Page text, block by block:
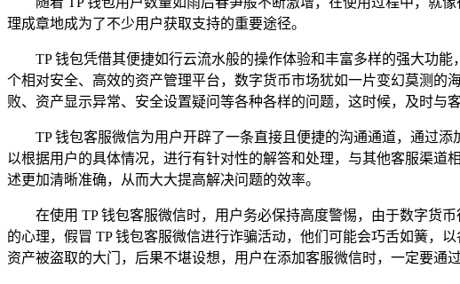
理成章地成为了不少用户获取支持的重要途径。
TP 钱包凭借其便捷如行云流水般的操作体验和丰富多样的强大功
个相对安全、高效的资产管理平台，数字货币市场犹如一片变幻莫测的
败、资产显示异常、安全设置疑问等各种各样的问题，这时候，及时与
TP 钱包客服微信为用户开辟了一条直接且便捷的沟通通道，通过
以根据用户的具体情况，进行有针对性的解答和处理，与其他客服渠
述更加清晰准确，从而大大提高解决问题的效率。
在使用 TP 钱包客服微信时，用户务必保持高度警惕，由于数字货
的心理，假冒 TP 钱包客服微信进行诈骗活动，他们可能会巧舌如簧，
资产被盗取的大门，后果不堪设想，用户在添加客服微信时，一定要通